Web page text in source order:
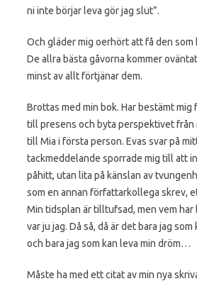
ni inte börjar leva gör jag slut”.
Och gläder mig oerhört att få den
De allra bästa gåvorna kommer
minst av allt förtjänar dem.
Brottas med min bok. Har bestämt
till presens och byta perspektivet från
till Mia i första person. Evas svar på
tackmeddelande sporrade mig till att
påhitt, utan lita på känslan av
som en annan författarkollega skrev,
Min tidsplan är tilltufsad, men vem har
var ju jag. Då så, då är det bara jag
och bara jag som kan leva min dröm…
Måste ha med ett citat av min nya